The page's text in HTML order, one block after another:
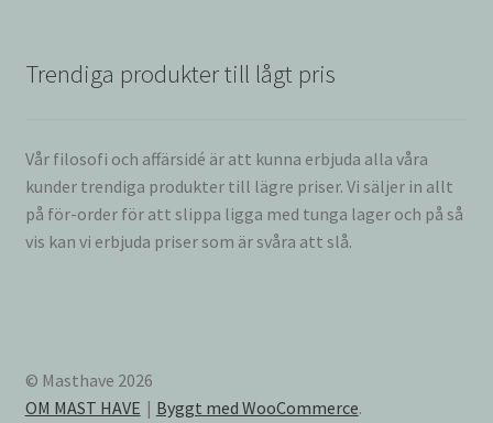
Trendiga produkter till lågt pris
Vår filosofi och affärsidé är att kunna erbjuda alla våra
kunder trendiga produkter till lägre priser. Vi säljer in allt
på för-order för att slippa ligga med tunga lager och på så
vis kan vi erbjuda priser som är svåra att slå.
© Masthave 2026
OM MAST HAVE
Byggt med WooCommerce.